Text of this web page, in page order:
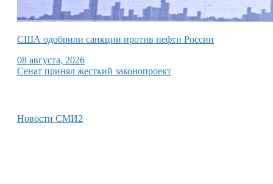
США одобрили санкции против нефти России
08 августа, 2026
Сенат принял жесткий законопроект
Новости СМИ2